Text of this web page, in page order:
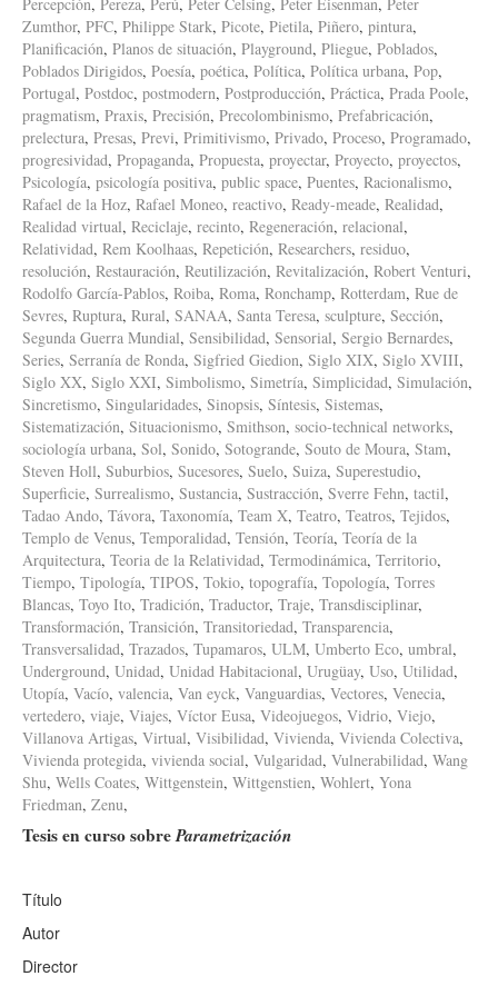
Zumthor, PFC, Philippe Stark, Picote, Pietila, Piñero, pintura,
Planificación, Planos de situación, Playground, Pliegue, Poblados,
Poblados Dirigidos, Poesía, poética, Política, Política urbana, Pop,
Portugal, Postdoc, postmodern, Postproducción, Práctica, Prada Poole,
pragmatism, Praxis, Precisión, Precolombinismo, Prefabricación,
prelectura, Presas, Previ, Primitivismo, Privado, Proceso, Programado,
progresividad, Propaganda, Propuesta, proyectar, Proyecto, proyectos,
Psicología, psicología positiva, public space, Puentes, Racionalismo,
Rafael de la Hoz, Rafael Moneo, reactivo, Ready-meade, Realidad,
Realidad virtual, Reciclaje, recinto, Regeneración, relacional,
Relatividad, Rem Koolhaas, Repetición, Researchers, residuo,
resolución, Restauración, Reutilización, Revitalización, Robert Venturi,
Rodolfo García-Pablos, Roiba, Roma, Ronchamp, Rotterdam, Rue de
Sevres, Ruptura, Rural, SANAA, Santa Teresa, sculpture, Sección,
Segunda Guerra Mundial, Sensibilidad, Sensorial, Sergio Bernardes,
Series, Serranía de Ronda, Sigfried Giedion, Siglo XIX, Siglo XVIII,
Siglo XX, Siglo XXI, Simbolismo, Simetría, Simplicidad, Simulación,
Sincretismo, Singularidades, Sinopsis, Síntesis, Sistemas,
Sistematización, Situacionismo, Smithson, socio-technical networks,
sociología urbana, Sol, Sonido, Sotogrande, Souto de Moura, Stam,
Steven Holl, Suburbios, Sucesores, Suelo, Suiza, Superestudio,
Superficie, Surrealismo, Sustancia, Sustracción, Sverre Fehn, tactil,
Tadao Ando, Távora, Taxonomía, Team X, Teatro, Teatros, Tejidos,
Templo de Venus, Temporalidad, Tensión, Teoría, Teoría de la
Arquitectura, Teoria de la Relatividad, Termodinámica, Territorio,
Tiempo, Tipología, TIPOS, Tokio, topografía, Topología, Torres
Blancas, Toyo Ito, Tradición, Traductor, Traje, Transdisciplinar,
Transformación, Transición, Transitoriedad, Transparencia,
Transversalidad, Trazados, Tupamaros, ULM, Umberto Eco, umbral,
Underground, Unidad, Unidad Habitacional, Urugüay, Uso, Utilidad,
Utopía, Vacío, valencia, Van eyck, Vanguardias, Vectores, Venecia,
vertedero, viaje, Viajes, Víctor Eusa, Videojuegos, Vidrio, Viejo,
Villanova Artigas, Virtual, Visibilidad, Vivienda, Vivienda Colectiva,
Vivienda protegida, vivienda social, Vulgaridad, Vulnerabilidad, Wang
Shu, Wells Coates, Wittgenstein, Wittgenstien, Wohlert, Yona
Friedman, Zenu,
Tesis en curso sobreParametrización
Título
Autor
Director